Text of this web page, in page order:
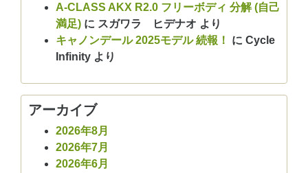
A-CLASS AKX R2.0 フリーボディ 分解 (自己
満足) に スガワラ ヒデナオ より
キャノンデール 2025モデル 続報！
に Cycle
Infinity より
アーカイブ
2026年8月
2026年7月
2026年6月